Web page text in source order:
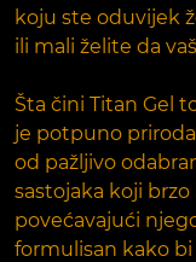
koju ste oduvijek
ili mali želite da
Šta čini Titan Gel
je potpuno
od pažljivo
sastojaka koji
povećavajući
formulisan kako